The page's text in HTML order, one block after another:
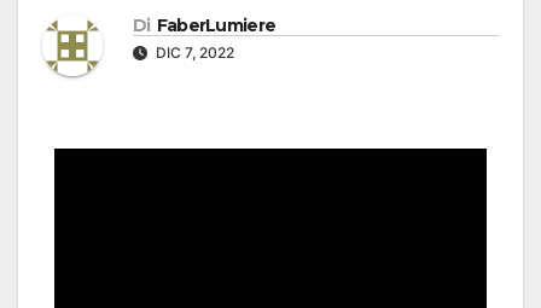
Di FaberLumiere
DIC 7, 2022